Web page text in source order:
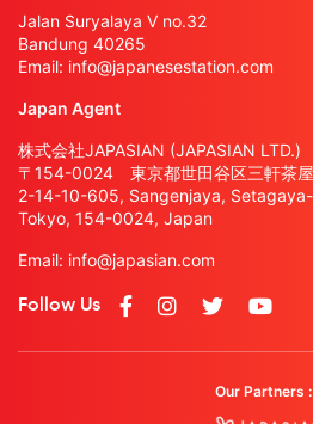
Jalan Suryalaya V no.32
Bandung 40265
Email: info@japanesestation.com
Japan Agent
株式会社JAPASIAN (JAPASIAN LTD.)
〒154-0024 東京都世田谷区三軒茶
2-14-10-605, Sangenjaya,
Tokyo, 154-0024, Japan
Email: info@japasian.com
Follow Us
Our Partners :